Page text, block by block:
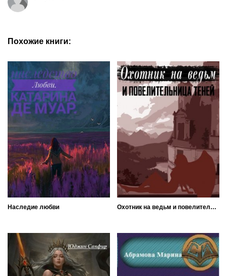
Похожие книги:
Наследие любви Охотник на ведьм и повелительница теней